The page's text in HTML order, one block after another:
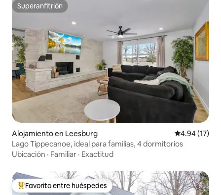
Superanfitrión
Superanfitrión
Alojamiento en Leesburg Calificación
4.94 (17)
Lago Tippecanoe, ideal para familias, 4 dormitorios
Ubicación · Familiar · Exactitud
Favorito entre huéspedes preferido
Favorito entre huéspedes